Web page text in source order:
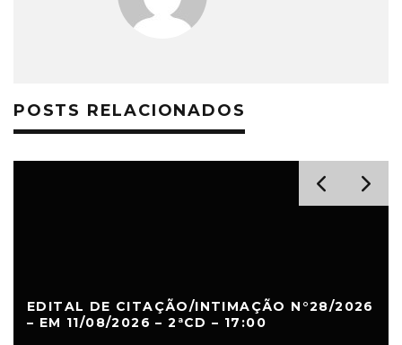
POSTS RELACIONADOS
EDITAL DE CITAÇÃO/INTIMAÇÃO N°28/2026
– EM 11/08/2026 – 2ªCD – 17:00